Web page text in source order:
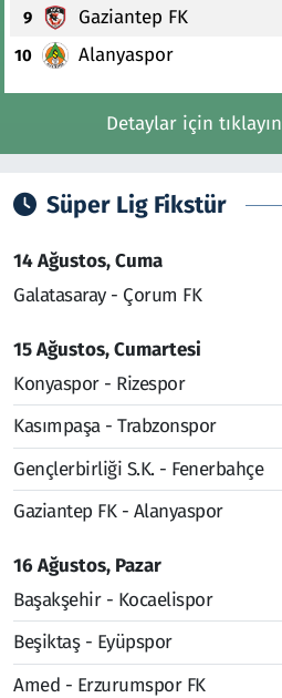
9 Gaziantep FK
10 Alanyaspor
Detaylar için tıklayın
Süper Lig Fikstür
14 Ağustos, Cuma
Galatasaray - Çorum FK
15 Ağustos, Cumartesi
Konyaspor - Rizespor
Kasımpaşa - Trabzonspor
Gençlerbirliği S.K. - Fenerbahçe
Gaziantep FK - Alanyaspor
16 Ağustos, Pazar
Başakşehir - Kocaelispor
Beşiktaş - Eyüpspor
Amed - Erzurumspor FK